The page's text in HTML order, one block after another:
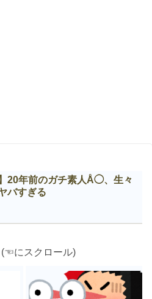
】20年前のガチ素人Å◯、生々
バすぎる
にスクロール)